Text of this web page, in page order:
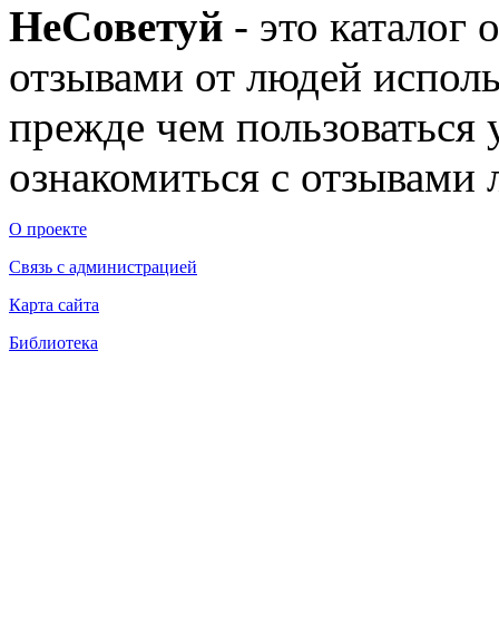
НеСоветуй - это каталог
отзывами от людей
прежде чем
ознакомиться с отзывами
О проекте
Связь с администрацией
Карта сайта
Библиотека